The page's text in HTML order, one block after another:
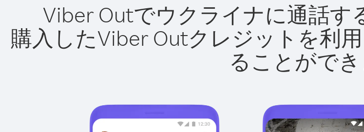
Viber Outでウクライナに通話す
購入したViber Outクレジットを利
ることができ